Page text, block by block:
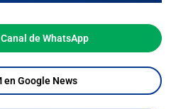
de WhatsApp
en Google News